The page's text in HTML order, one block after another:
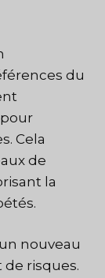
du
Cela
de
la
nouveau
risques.